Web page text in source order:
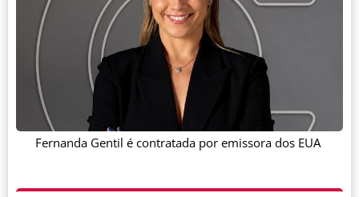
Fernanda Gentil é contratada por emissora dos EUA